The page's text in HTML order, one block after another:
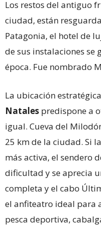
Los restos del antiguo
ciudad, están
Patagonia, el hotel de
de sus instalaciones
época. Fue nombrado
La ubicación
Natales predispone a
igual. Cueva del
25 km de la ciudad. Si
más activa, el sendero
dificultad y se aprecia
completa y el cabo
el anfiteatro ideal para
pesca deportiva,